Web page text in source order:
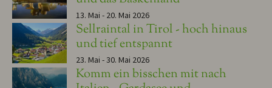
13. Mai - 20. Mai 2026
Sellraintal in Tirol - hoch hinaus
und tief entspannt
23. Mai - 30. Mai 2026
Komm ein bisschen mit nach